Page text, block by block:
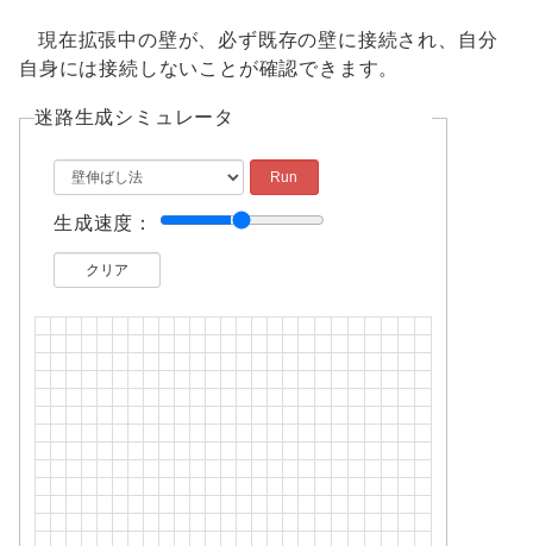
現在拡張中の壁が、必ず既存の壁に接続され、自分
自身には接続しないことが確認できます。
迷路生成シミュレータ
生成速度：